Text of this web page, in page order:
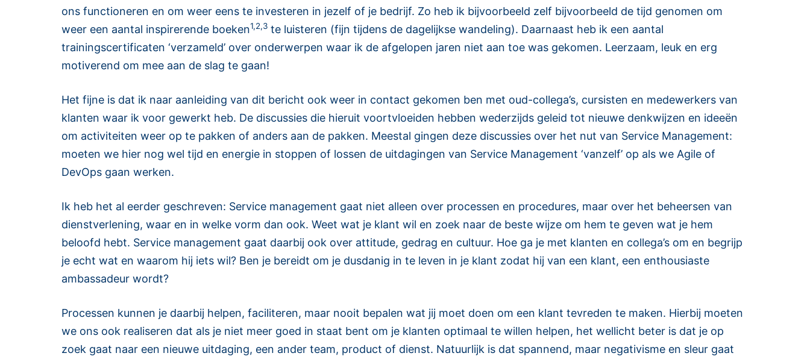
ons functioneren en om weer eens te investeren in jezelf of je bedrijf. Zo heb ik bijvoorbeeld zelf bijvoorbeeld de tijd genomen om
weer een aantal inspirerende boeken1,2,3 te luisteren (fijn tijdens de dagelijkse wandeling). Daarnaast heb ik een aantal
trainingscertificaten ‘verzameld’ over onderwerpen waar ik de afgelopen jaren niet aan toe was gekomen. Leerzaam, leuk en erg
motiverend om mee aan de slag te gaan!
Het fijne is dat ik naar aanleiding van dit bericht ook weer in contact gekomen ben met oud-collega’s, cursisten en medewerkers van
klanten waar ik voor gewerkt heb. De discussies die hieruit voortvloeiden hebben wederzijds geleid tot nieuwe denkwijzen en ideeën
om activiteiten weer op te pakken of anders aan de pakken. Meestal gingen deze discussies over het nut van Service Management:
moeten we hier nog wel tijd en energie in stoppen of lossen de uitdagingen van Service Management ‘vanzelf’ op als we Agile of
DevOps gaan werken.
Ik heb het al eerder geschreven: Service management gaat niet alleen over processen en procedures, maar over het beheersen van
dienstverlening, waar en in welke vorm dan ook. Weet wat je klant wil en zoek naar de beste wijze om hem te geven wat je hem
beloofd hebt. Service management gaat daarbij ook over attitude, gedrag en cultuur. Hoe ga je met klanten en collega’s om en begrijp
je echt wat en waarom hij iets wil? Ben je bereidt om je dusdanig in te leven in je klant zodat hij van een klant, een enthousiaste
ambassadeur wordt?
Processen kunnen je daarbij helpen, faciliteren, maar nooit bepalen wat jij moet doen om een klant tevreden te maken. Hierbij moeten
we ons ook realiseren dat als je niet meer goed in staat bent om je klanten optimaal te willen helpen, het wellicht beter is dat je op
zoek gaat naar een nieuwe uitdaging, een ander team, product of dienst. Natuurlijk is dat spannend, maar negativisme en sleur gaat